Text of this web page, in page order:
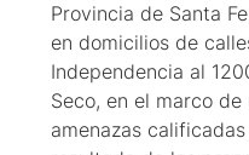
Provincia de Santa
en domicilios de
Independencia al
Seco, en el marco
amenazas